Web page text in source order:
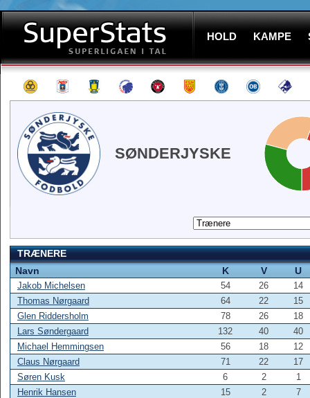
HOLD KAMPE
SØNDERJYSKE
TRÆNERE
Navn
K V U
Jakob Michelsen 54 26
14
Thomas Nørgaard
64 22
15
Glen Riddersholm
78 26
18
Lars Søndergaard
132 40
40
Michael Hemmingsen
56 18
12
Claus Nørgaard
71 22
17
Søren Kusk
6 2
1
Henrik Hansen
15 2
7